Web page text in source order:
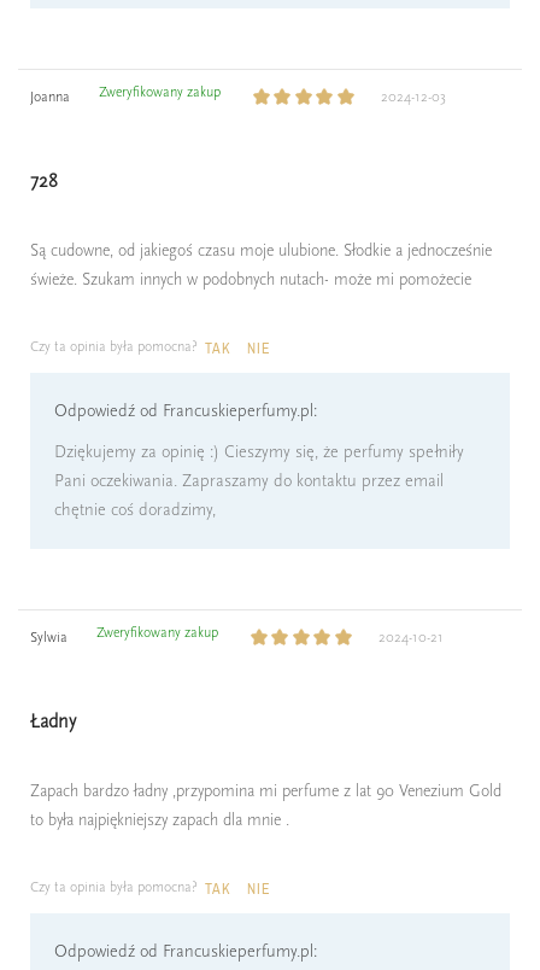
Joanna Zweryfikowany zakup 2024-12-03
728
Są cudowne, od jakiegoś czasu moje ulubione. Słodkie a jednocześnie
świeże. Szukam innych w podobnych nutach- może mi pomożecie
Czy ta opinia była pomocna? TAK NIE
Odpowiedź od Francuskieperfumy.pl:
Dziękujemy za opinię :) Cieszymy się, że perfumy spełniły
Pani oczekiwania. Zapraszamy do kontaktu przez email
chętnie coś doradzimy,
Sylwia Zweryfikowany zakup 2024-10-21
Ładny
Zapach bardzo ładny ,przypomina mi perfume z lat 90 Venezium Gold
to była najpiękniejszy zapach dla mnie .
Czy ta opinia była pomocna? TAK NIE
Odpowiedź od Francuskieperfumy.pl: